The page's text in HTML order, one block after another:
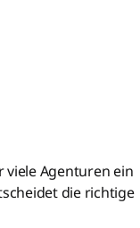
viele Agenturen ein
die richtige